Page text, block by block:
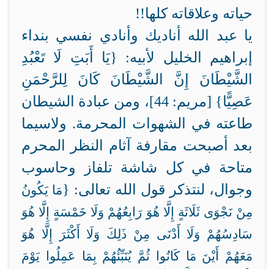
حياته وعلاقاته كلها!!
يا عبد الله أناديك وأنادي نفسي بنداء
إبراهيم الخليل لأبيه: {يَا أَبَتِ لَا تَعْبُدِ
الشَّيْطَانَ إِنَّ الشَّيْطَانَ كَانَ لِلرَّحْمَنِ
عَصِيًّا} [مريم: 44]، ومن عبادة الشيطان
طاعته في الشهوات المحرمة. ولاسيما
بعد أصبحت مقارفة آثام النظر المحرم
متاحة في كل شاشة تلفاز وحاسوب
وجوال، لنتذكر قول الله تعالى: {مَا يَكُونُ
مِنْ نَجْوَى ثَلَاثَةٍ إِلَّا هُوَ رَابِعُهُمْ وَلَا خَمْسَةٍ إِلَّا هُوَ
سَادِسُهُمْ وَلَا أَدْنَى مِنْ ذَلِكَ وَلَا أَكْثَرَ إِلَّا هُوَ
مَعَهُمْ أَيْنَ مَا كَانُوا ثُمَّ يُنَبِّئُهُمْ بِمَا عَمِلُوا يَوْمَ